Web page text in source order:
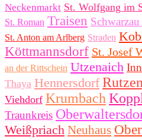
Neckenmarkt St. Wolfgang im
St. Roman Traisen
St. Anton am Arlberg Straden
Köttmannsdorf St. Josef
an der Rittschein Utzenaich
Thaya Hennersdorf
Viehdorf Krumbach
Traunkreis
Weißpriach Neuhaus